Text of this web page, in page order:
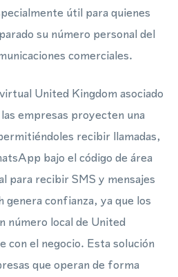
útil para quienes
su número personal del
comerciales.
United Kingdom asociado
empresas proyecten una
recibir llamadas,
bajo el código de área
para recibir SMS y mensajes
confianza, ya que los
número local de United
con el negocio. Esta solución
que operan de forma